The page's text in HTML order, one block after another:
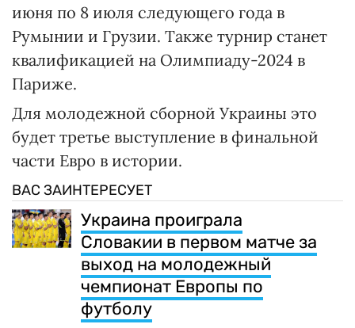
июня по 8 июля следующего года в
Румынии и Грузии. Также турнир станет
квалификацией на Олимпиаду-2024 в
Париже.
Для молодежной сборной Украины это
будет третье выступление в финальной
части Евро в истории.
ВАС ЗАИНТЕРЕСУЕТ
Украина проиграла
Словакии в первом матче за
выход на молодежный
чемпионат Европы по
футболу